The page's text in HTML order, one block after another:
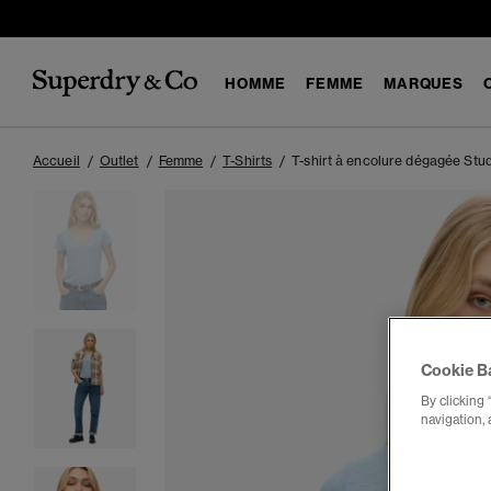
HOMME FEMME MARQUES
Accueil Outlet Femme T-Shirts T-shirt à encolure dégagée
Cookie
By clicking
navigation,